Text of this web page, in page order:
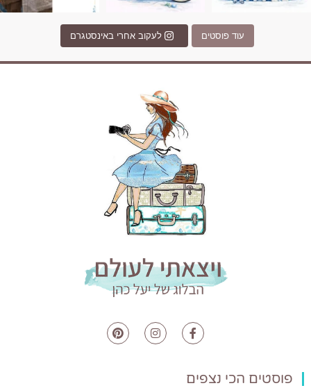
עוד פוסטים לעקוב אחרי באינסטגרם
פוסטים הכי נצפים